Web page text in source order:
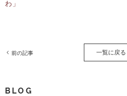
わ」
前の記事 一覧に戻る
BLOG